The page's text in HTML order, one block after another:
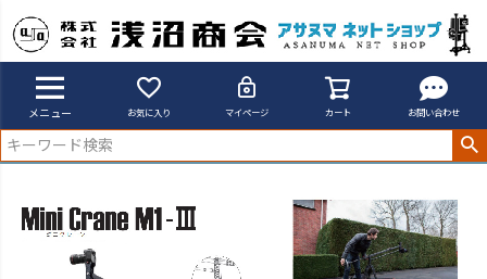
メニュー お気に入り マイページ カート お問い合わせ
アサヌマネットショップ